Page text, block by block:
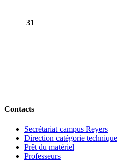
31
Contacts
Secrétariat campus Reyers
Direction catégorie technique
Prêt du matériel
Professeurs